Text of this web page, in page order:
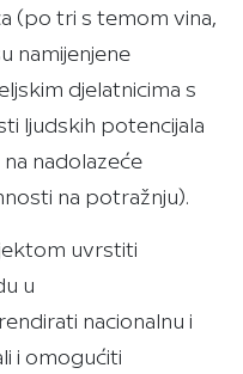
(po tri s temom vina,
namijenjene
djelatnicima s
ljudskih potencijala
nadolazeće
na potražnju).
uvrstiti
u
nacionalnu i
i omogućiti